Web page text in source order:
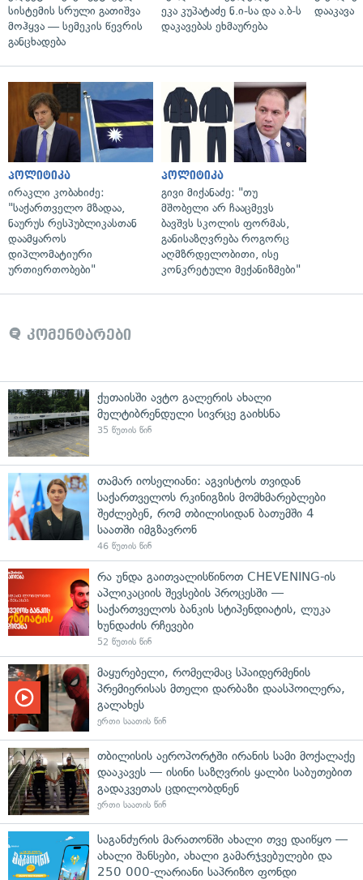
სისტემის სრული გათიშვა
მოჰყვა — სემეკის წევრის
განცხადება
ეკა კუპატაძე ნ.ი-სა და ა.ბ-ს
დაკავებას ეხმაურება
დააკავა
პოლიტიკა
ირაკლი კობახიძე:
"საქართველო მზადაა,
ნაურუს რესპუბლიკასთან
დაამყაროს
დიპლომატიური
ურთიერთობები"
პოლიტიკა
გივი მიქანაძე: "თუ
მშობელი არ ჩააცმევს
ბავშვს სკოლის ფორმას,
განისაზღვრება როგორც
აღმზრდელობითი, ისე
კონკრეტული მექანიზმები"
კომენტარები
ქუთაისში ავტო გალერის ახალი
მულტიბრენდული სივრცე გაიხსნა
35 წუთის წინ
თამარ იოსელიანი: აგვისტოს თვიდან
საქართველოს რკინიგზის მომხმარებლები
შეძლებენ, რომ თბილისიდან ბათუმში 4
საათში იმგზავრონ
46 წუთის წინ
რა უნდა გაითვალისწინოთ CHEVENING-ის
აპლიკაციის შევსების პროცესში —
საქართველოს ბანკის სტიპენდიატის, ლუკა
ხუნდაძის რჩევები
52 წუთის წინ
მაყურებელი, რომელმაც სპაიდერმენის
პრემიერისას მთელი დარბაზი დაასპოილერა,
გალახეს
ერთი საათის წინ
თბილისის აეროპორტში ირანის სამი მოქალაქე
დააკავეს — ისინი საზღვრის ყალბი საბუთებით
გადაკვეთას ცდილობდნენ
ერთი საათის წინ
საგანძურის მარათონში ახალი თვე დაიწყო —
ახალი შანსები, ახალი გამარჯვებულები და
250 000-ლარიანი საპრიზო ფონდი